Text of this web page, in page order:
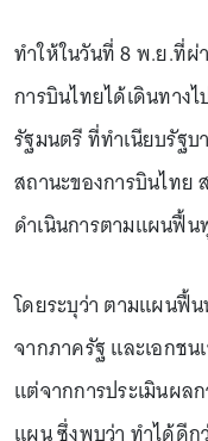
ทำให้ในวันที่ 8 พ.ย.ที่
การบินไทยได้เดินทาง
รัฐมนตรี ที่ทำเนียบรัฐบ
สถานะของการบินไทย
ดำเนินการตามแผนฟื้น
โดยระบุว่า ตามแผนฟื้
จากภาครัฐ และเอกช
แต่จากการประเมินผล
แผน ซึ่งพบว่า ทำได้ดีก